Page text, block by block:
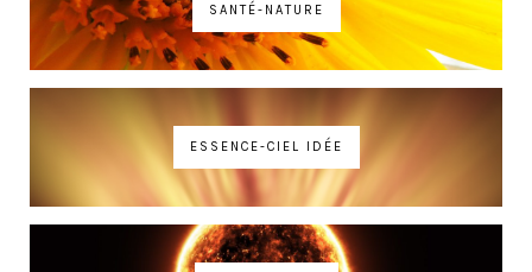
SANTÉ-NATURE
ESSENCE-CIEL IDÉE